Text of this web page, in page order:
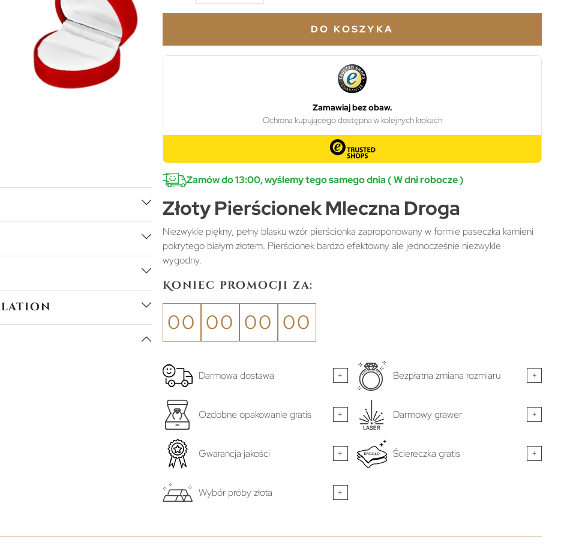
DO KOSZYKA
Zamów do 13:00, wyślemy tego samego dnia ( W dni robocze )
Złoty Pierścionek Mleczna Droga
Niezwykle piękny, pełny blasku wzór pierścionka zaproponowany w formie paseczka kamieni
pokrytego białym złotem. Pierścionek bardzo efektowny ale jednocześnie niezwykle
wygodny.
Koniec promocji za:
00 00 00 00
Darmowa dostawa + Bezpłatna zmiana rozmiaru +
Ozdobne opakowanie gratis + Darmowy grawer +
Gwarancja jakości + Ściereczka gratis +
Wybór próby złota +